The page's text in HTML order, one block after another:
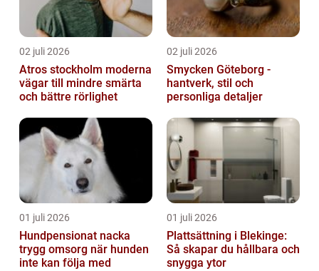
02 juli 2026
Atros stockholm moderna
vägar till mindre smärta
och bättre rörlighet
02 juli 2026
Smycken Göteborg -
hantverk, stil och
personliga detaljer
01 juli 2026
Hundpensionat nacka
trygg omsorg när hunden
inte kan följa med
01 juli 2026
Plattsättning i Blekinge:
Så skapar du hållbara och
snygga ytor